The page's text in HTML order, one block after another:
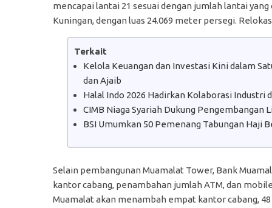
mencapai lantai 21 sesuai dengan jumlah lantai
Kuningan, dengan luas 24.069 meter persegi.
Terkait
Kelola Keuangan dan Investasi Kini dalam
dan Ajaib
Halal Indo 2026 Hadirkan Kolaborasi
CIMB Niaga Syariah Dukung Pengembangan
BSI Umumkan 50 Pemenang Tabungan Haji
Selain pembangunan Muamalat Tower, Bank
kantor cabang, penambahan jumlah ATM, dan
Muamalat akan menambah empat kantor cabang,